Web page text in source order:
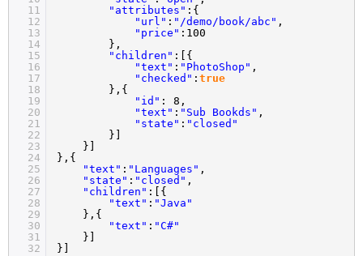
11
12
13
14
15
16
17
18
19
20
21
22
23
24
25
26
27
28
29
30
31
32
"attributes" :{
"url" : "/demo/book/abc" ,
"price" :100
},
"children" :[{
"text" : "PhotoShop" ,
"checked" : true
},{
"id" : 8,
"text" : "Sub Bookds" ,
"state" : "closed"
}]
}]
},{
"text" : "Languages" ,
"state" : "closed" ,
"children" :[{
"text" : "Java"
},{
"text" : "C#"
}]
}]